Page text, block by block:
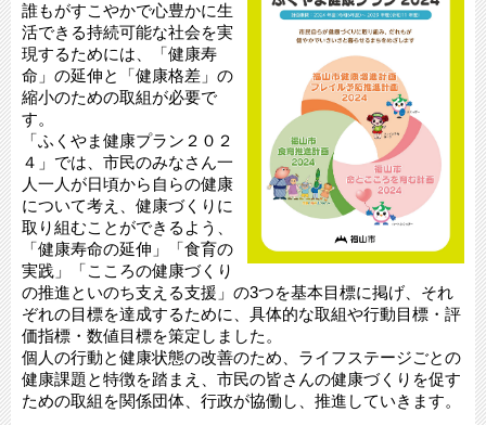
誰もがすこやかで心豊かに生
活できる持続可能な社会を実
現するためには、「健康寿
命」の延伸と「健康格差」の
縮小のための取組が必要で
す。
「ふくやま健康プラン２０２
４」では、市民のみなさん一
人一人が日頃から自らの健康
について考え、健康づくりに
取り組むことができるよう、
「健康寿命の延伸」「食育の
実践」「こころの健康づくり
の推進といのち支える支援」の3つを基本目標に掲げ、それ
ぞれの目標を達成するために、具体的な取組や行動目標・評
価指標・数値目標を策定しました。
個人の行動と健康状態の改善のため、ライフステージごとの
健康課題と特徴を踏まえ、市民の皆さんの健康づくりを促す
ための取組を関係団体、行政が協働し、推進していきます。